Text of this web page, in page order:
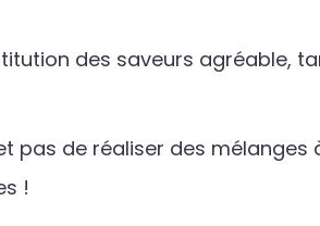
des saveurs agréable,
pas de réaliser des mélanges
!